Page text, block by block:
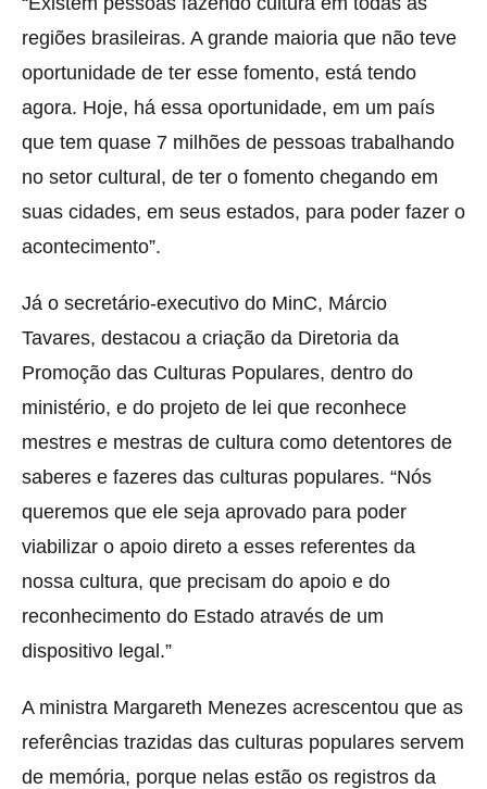
regiões brasileiras. A grande maioria que não teve
oportunidade de ter esse fomento, está tendo
agora. Hoje, há essa oportunidade, em um país
que tem quase 7 milhões de pessoas trabalhando
no setor cultural, de ter o fomento chegando em
suas cidades, em seus estados, para poder fazer o
acontecimento”.
Já o secretário-executivo do MinC, Márcio
Tavares, destacou a criação da Diretoria da
Promoção das Culturas Populares, dentro do
ministério, e do projeto de lei que reconhece
mestres e mestras de cultura como detentores de
saberes e fazeres das culturas populares. “Nós
queremos que ele seja aprovado para poder
viabilizar o apoio direto a esses referentes da
nossa cultura, que precisam do apoio e do
reconhecimento do Estado através de um
dispositivo legal.”
A ministra Margareth Menezes acrescentou que as
referências trazidas das culturas populares servem
de memória, porque nelas estão os registros da